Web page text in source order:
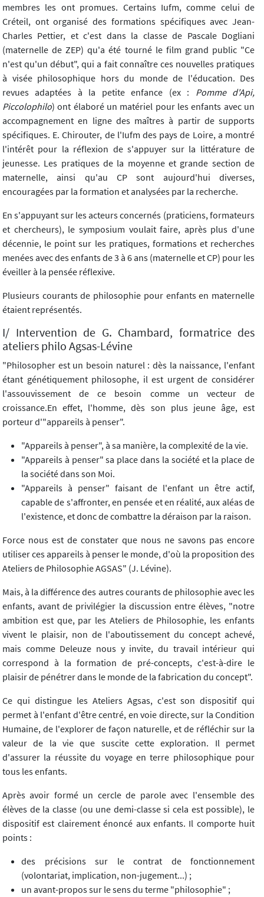
membres les ont promues. Certains Iufm, comme celui de
Créteil, ont organisé des formations spécifiques avec Jean-
Charles Pettier, et c'est dans la classe de Pascale Dogliani
(maternelle de ZEP) qu'a été tourné le film grand public "Ce
n'est qu'un début", qui a fait connaître ces nouvelles pratiques
à visée philosophique hors du monde de l'éducation. Des
revues adaptées à la petite enfance (ex : Pomme d'Api,
Piccolophilo) ont élaboré un matériel pour les enfants avec un
accompagnement en ligne des maîtres à partir de supports
spécifiques. E. Chirouter, de l'Iufm des pays de Loire, a montré
l'intérêt pour la réflexion de s'appuyer sur la littérature de
jeunesse. Les pratiques de la moyenne et grande section de
maternelle, ainsi qu'au CP sont aujourd'hui diverses,
encouragées par la formation et analysées par la recherche.
En s'appuyant sur les acteurs concernés (praticiens, formateurs
et chercheurs), le symposium voulait faire, après plus d'une
décennie, le point sur les pratiques, formations et recherches
menées avec des enfants de 3 à 6 ans (maternelle et CP) pour les
éveiller à la pensée réflexive.
Plusieurs courants de philosophie pour enfants en maternelle
étaient représentés.
I/ Intervention de G. Chambard, formatrice des
ateliers philo Agsas-Lévine
"Philosopher est un besoin naturel : dès la naissance, l'enfant
étant génétiquement philosophe, il est urgent de considérer
l'assouvissement de ce besoin comme un vecteur de
croissance.En effet, l'homme, dès son plus jeune âge, est
porteur d'"appareils à penser".
"Appareils à penser", à sa manière, la complexité de la vie.
"Appareils à penser" sa place dans la société et la place de
la société dans son Moi.
"Appareils à penser" faisant de l'enfant un être actif,
capable de s'affronter, en pensée et en réalité, aux aléas de
l'existence, et donc de combattre la déraison par la raison.
Force nous est de constater que nous ne savons pas encore
utiliser ces appareils à penser le monde, d'où la proposition des
Ateliers de Philosophie AGSAS" (J. Lévine).
Mais, à la différence des autres courants de philosophie avec les
enfants, avant de privilégier la discussion entre élèves, "notre
ambition est que, par les Ateliers de Philosophie, les enfants
vivent le plaisir, non de l'aboutissement du concept achevé,
mais comme Deleuze nous y invite, du travail intérieur qui
correspond à la formation de pré-concepts, c'est-à-dire le
plaisir de pénétrer dans le monde de la fabrication du concept".
Ce qui distingue les Ateliers Agsas, c'est son dispositif qui
permet à l'enfant d'être centré, en voie directe, sur la Condition
Humaine, de l'explorer de façon naturelle, et de réfléchir sur la
valeur de la vie que suscite cette exploration. Il permet
d'assurer la réussite du voyage en terre philosophique pour
tous les enfants.
Après avoir formé un cercle de parole avec l'ensemble des
élèves de la classe (ou une demi-classe si cela est possible), le
dispositif est clairement énoncé aux enfants. Il comporte huit
points :
des précisions sur le contrat de fonctionnement
(volontariat, implication, non-jugement...) ;
un avant-propos sur le sens du terme "philosophie" ;